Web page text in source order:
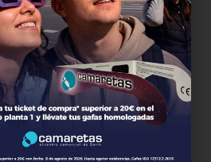
Celebra San Valentín en Camaretas
04/02/2022